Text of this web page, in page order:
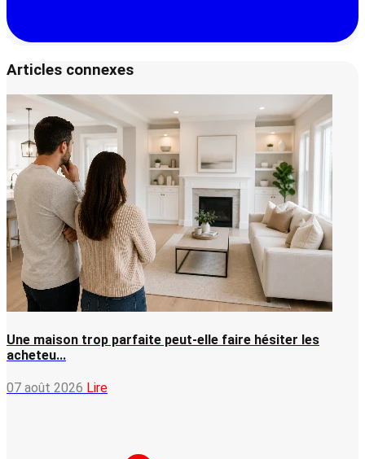
Articles connexes
Une maison trop parfaite peut-elle faire hésiter les
acheteu...
07 août 2026 Lire